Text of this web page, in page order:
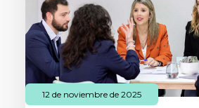
12 de noviembre de 2025